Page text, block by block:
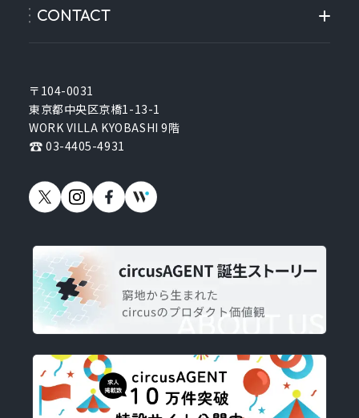
〒104-0031
東京都中央区京橋1-13-1
WORK VILLA KYOBASHI 9階
03-4405-4931
CONTACT